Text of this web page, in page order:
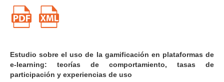
Estudio sobre el uso de la gamificación en plataformas de
e-learning: teorías de comportamiento, tasas de
participación y experiencias de uso